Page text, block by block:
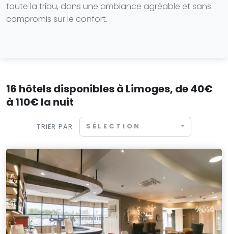
toute la tribu, dans une ambiance agréable et sans
compromis sur le confort.
16 hôtels disponibles à Limoges, de 40€
à 110€ la nuit
TRIER PAR SÉLECTION